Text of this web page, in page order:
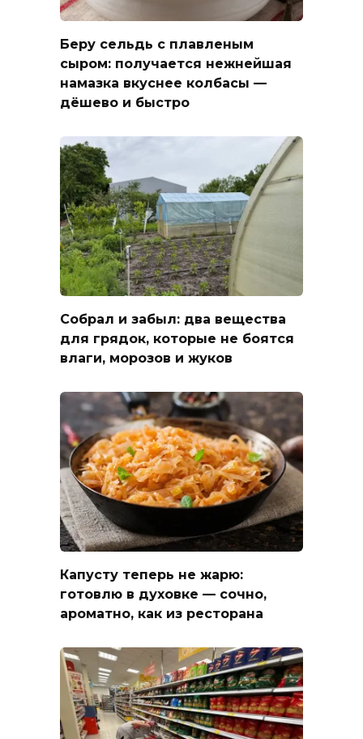
Беру сельдь с плавленым
сыром: получается нежнейшая
намазка вкуснее колбасы —
дёшево и быстро
Собрал и забыл: два вещества
для грядок, которые не боятся
влаги, морозов и жуков
Капусту теперь не жарю:
готовлю в духовке — сочно,
ароматно, как из ресторана